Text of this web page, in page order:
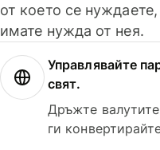
от което се
имате нужда от нея.
Управлявайте
свят.
Дръжте
ги